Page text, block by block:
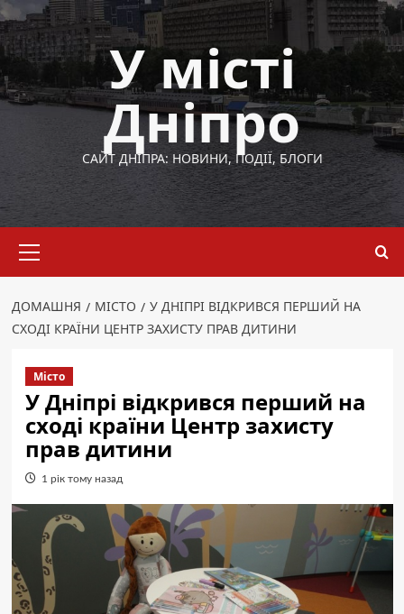
Перейти
до
вмісту
У місті
Дніпро
САЙТ ДНІПРА: НОВИНИ, ПОДІЇ, БЛОГИ
меню
ДОМАШНЯ МІСТО
У ДНІПРІ ВІДКРИВСЯ ПЕРШИЙ НА
СХОДІ КРАЇНИ ЦЕНТР ЗАХИСТУ ПРАВ ДИТИНИ
Місто
У Дніпрі відкрився перший на
сході країни Центр захисту
прав дитини
1 рік тому назад